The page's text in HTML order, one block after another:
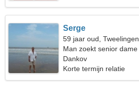
Serge
59 jaar oud, Tweelingen
Man zoekt senior dame
Dankov
Korte termijn relatie